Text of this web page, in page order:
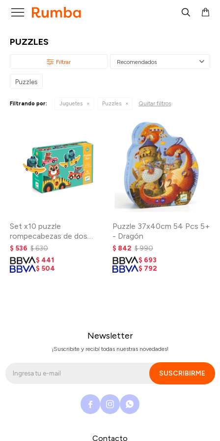

PUZZLES
Recomendados
Puzzles
Filtrando por: Juguetes Puzzles Quitar filtros
Set x10 puzzle
rompecabezas de dos
piezas - Vehículos
$ 536 $630
$ 441
$ 504
Puzzle 37x40cm 54 Pcs 5+
- Dragón
$ 842 $990
$ 693
$ 792
Contacto
Newsletter
¡Suscribite y recibí todas nuestras novedades!
SUSCRIBIRME
  